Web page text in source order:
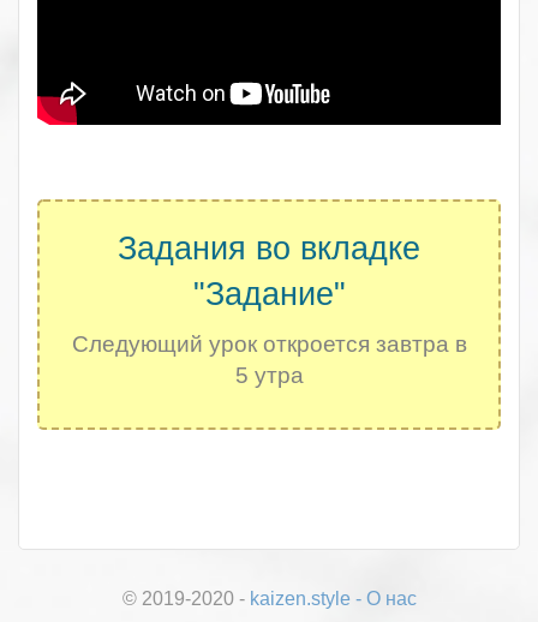
Задания во вкладке
"Задание"
Следующий урок откроется завтра в
5 утра
© 2019-2020 - kaizen.style - О нас